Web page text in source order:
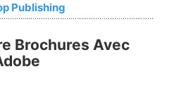
Publishing
Brochures Avec